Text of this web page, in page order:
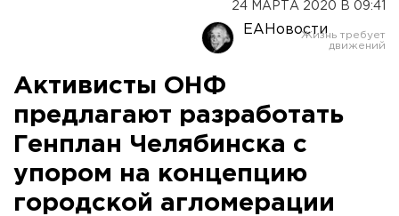
24 МАРТА 2020 В 09:41
ЕАНовости
Активисты ОНФ
предлагают разработать
Генплан Челябинска с
упором на концепцию
городской агломерации